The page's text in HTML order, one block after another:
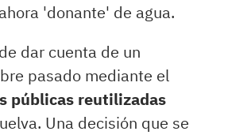
'donante' de agua.
dar cuenta de un
pasado mediante el
públicas reutilizadas
Una decisión que se